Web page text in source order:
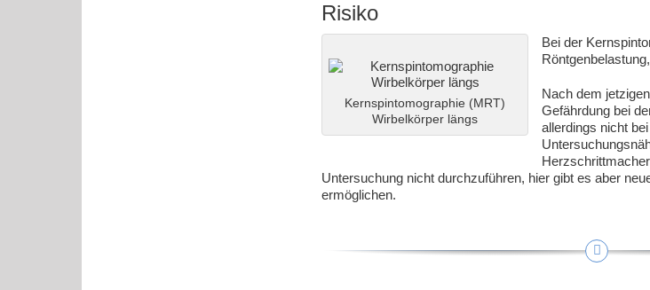
Risiko
Kernspintomographie (MRT)
Wirbelkörper längs
Bei der
Nach dem
Gefährdung bei
allerdings nicht
Untersuchung nicht durchzuführen, hier gibt es aber
ermöglichen.